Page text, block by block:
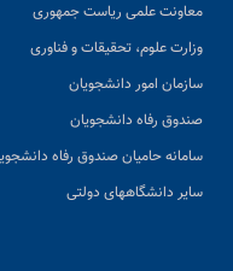
معاونت علمی ریاست جمهوری
وزارت علوم، تحقیقات و فناوری
سازمان امور دانشجویان
صندوق رفاه دانشجویان
سامانه حامیان صندوق رفاه
سایر دانشگاههای دولتی